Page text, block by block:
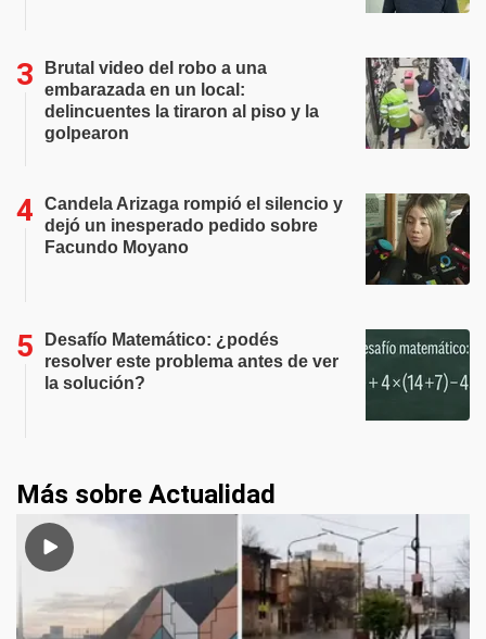
Brutal video del robo a una
embarazada en un local:
delincuentes la tiraron al piso y la
golpearon
Candela Arizaga rompió el silencio y
dejó un inesperado pedido sobre
Facundo Moyano
Desafío Matemático: ¿podés
resolver este problema antes de ver
la solución?
Más sobre Actualidad